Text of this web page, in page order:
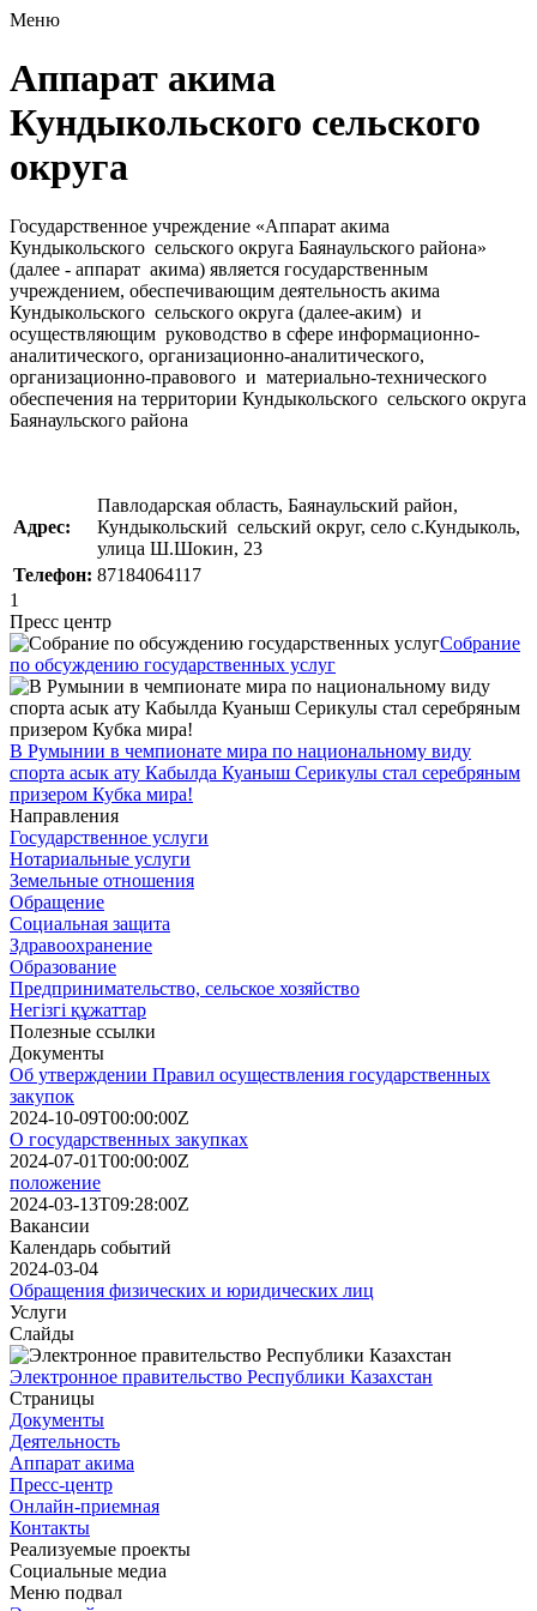
Меню
Аппарат акима
Кундыкольского сельского
округа
Государственное учреждение «Аппарат акима
Кундыкольского сельского округа Баянаульского района»
(далее - аппарат акима) является государственным
учреждением, обеспечивающим деятельность акима
Кундыкольского сельского округа (далее-аким) и
осуществляющим руководство в сфере информационно-
аналитического, организационно-аналитического,
организационно-правового и материально-технического
обеспечения на территории Кундыкольского сельского округа
Баянаульского района
Адрес:
Павлодарская область, Баянаульский район,
Кундыкольский сельский округ, село с.Кундыколь,
улица Ш.Шокин, 23
Телефон: 87184064117
1
Пресс центр
Собрание
по обсуждению государственных услуг
В Румынии в чемпионате мира по национальному виду
спорта асык ату Кабылда Куаныш Серикулы стал серебряным
призером Кубка мира!
Направления
Государственное услуги
Нотариальные услуги
Земельные отношения
Обращение
Социальная защита
Здравоохранение
Образование
Предпринимательство, сельское хозяйство
Негізгі құжаттар
Полезные ссылки
Документы
Об утверждении Правил осуществления государственных
закупок
2024-10-09T00:00:00Z
О государственных закупках
2024-07-01T00:00:00Z
положение
2024-03-13T09:28:00Z
Вакансии
Календарь событий
2024-03-04
Обращения физических и юридических лиц
Услуги
Слайды
Электронное правительство Республики Казахстан
Страницы
Документы
Деятельность
Аппарат акима
Пресс-центр
Онлайн-приемная
Контакты
Реализуемые проекты
Социальные медиа
Меню подвал